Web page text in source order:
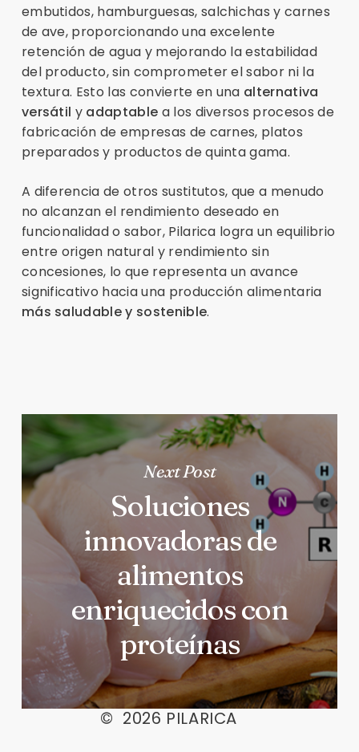
embutidos, hamburguesas, salchichas y carnes
de ave, proporcionando una excelente
retención de agua y mejorando la estabilidad
del producto, sin comprometer el sabor ni la
textura. Esto las convierte en una alternativa
versátil y adaptable a los diversos procesos de
fabricación de empresas de carnes, platos
preparados y productos de quinta gama.
A diferencia de otros sustitutos, que a menudo
no alcanzan el rendimiento deseado en
funcionalidad o sabor, Pilarica logra un equilibrio
entre origen natural y rendimiento sin
concesiones, lo que representa un avance
significativo hacia una producción alimentaria
más saludable y sostenible.
Next Post
Soluciones
innovadoras de
alimentos
enriquecidos con
proteínas
© 2026 PILARICA